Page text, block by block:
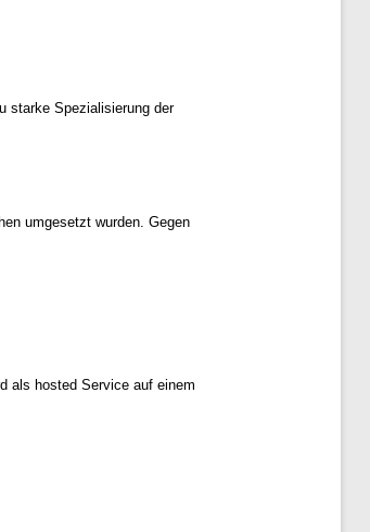
starke Spezialisierung der
umgesetzt wurden. Gegen
als hosted Service auf einem